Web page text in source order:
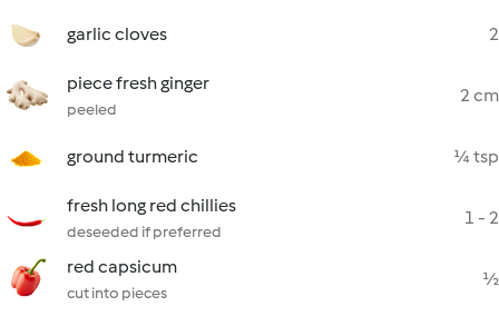
garlic cloves 2
piece fresh ginger
peeled
2 cm
ground turmeric ¼ tsp
fresh long red chillies
deseeded if preferred
1 - 2
red capsicum
cut into pieces
½